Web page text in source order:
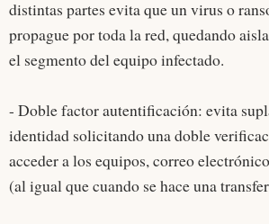
distintas partes evita que un virus o
propague por toda la red, quedando
el segmento del equipo infectado.
- Doble factor autentificación: evita
identidad solicitando una doble
acceder a los equipos, correo
(al igual que cuando se hace una